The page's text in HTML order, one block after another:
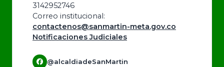
3142952746
Correo institucional:
contactenos@sanmartin-meta.gov.co
Notificaciones Judiciales
@alcaldiadeSanMartin